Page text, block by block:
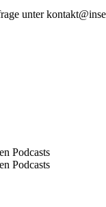
unter
Podcasts
Podcasts